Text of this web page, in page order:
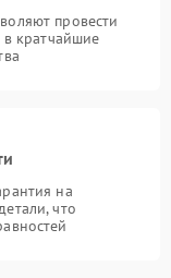
провести
в кратчайшие
на
что